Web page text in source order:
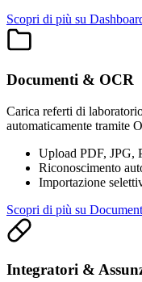
Scopri di più su
Documenti & OCR
Carica referti di
automaticamente tramite
Upload PDF,
Riconoscimento
Importazione
Scopri di più su
Integratori &